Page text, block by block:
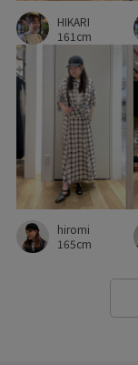
軽快 都会的
HIKARI
161cm
hiromi
165cm